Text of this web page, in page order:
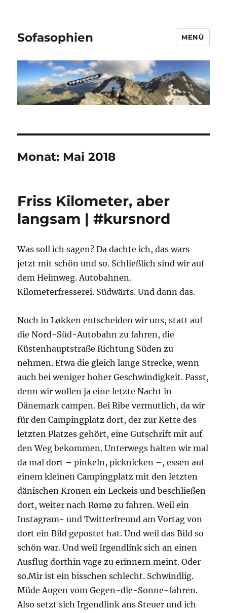
Sofasophien MENÜ
Monat: Mai 2018
Friss Kilometer, aber
langsam | #kursnord
Was soll ich sagen? Da dachte ich, das wars
jetzt mit schön und so. Schließlich sind wir auf
dem Heimweg. Autobahnen.
Kilometerfresserei. Südwärts. Und dann das.
Noch in Løkken entscheiden wir uns, statt auf
die Nord-Süd-Autobahn zu fahren, die
Küstenhauptstraße Richtung Süden zu
nehmen. Etwa die gleich lange Strecke, wenn
auch bei weniger hoher Geschwindigkeit. Passt,
denn wir wollen ja eine letzte Nacht in
Dänemark campen. Bei Ribe vermutlich, da wir
für den Campingplatz dort, der zur Kette des
letzten Platzes gehört, eine Gutschrift mit auf
den Weg bekommen. Unterwegs halten wir mal
da mal dort – pinkeln, picknicken –, essen auf
einem kleinen Campingplatz mit den letzten
dänischen Kronen ein Leckeis und beschließen
dort, weiter nach Rømø zu fahren. Weil ein
Instagram- und Twitterfreund am Vortag von
dort ein Bild gepostet hat. Und weil das Bild so
schön war. Und weil Irgendlink sich an einen
Ausflug dorthin vage zu erinnern meint. Oder
so.Mir ist ein bisschen schlecht. Schwindlig.
Müde Augen vom Gegen-die-Sonne-fahren.
Also setzt sich Irgendlink ans Steuer und ich